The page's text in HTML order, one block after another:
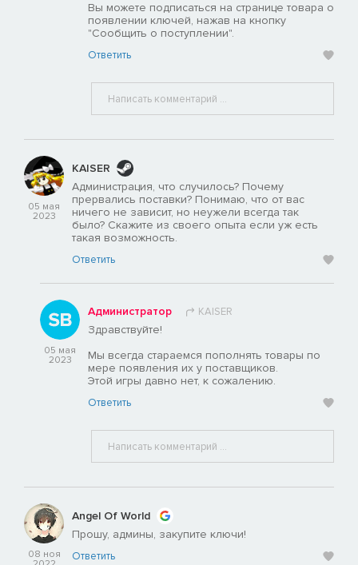
Вы можете подписаться на странице товара о
появлении ключей, нажав на кнопку
"Сообщить о поступлении".
Ответить
05 мая
2023
KAISER
Администрация, что случилось? Почему
прервались поставки? Понимаю, что от вас
ничего не зависит, но неужели всегда так
было? Скажите из своего опыта если уж есть
такая возможность.
Ответить
05 мая
2023
Администратор KAISER
Здравствуйте!
Мы всегда стараемся пополнять товары по
мере появления их у поставщиков.
Этой игры давно нет, к сожалению.
Ответить
08 ноя
Angel Of World
Прошу, админы, закупите ключи!
Ответить